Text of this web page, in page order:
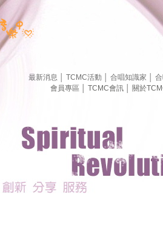
最新消息 TCMC活動 合唱知識家
會員專區
TCMC會訊 關於